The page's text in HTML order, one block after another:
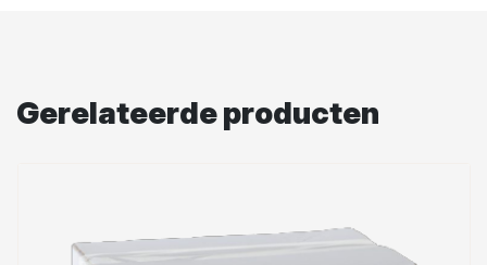
Gerelateerde producten